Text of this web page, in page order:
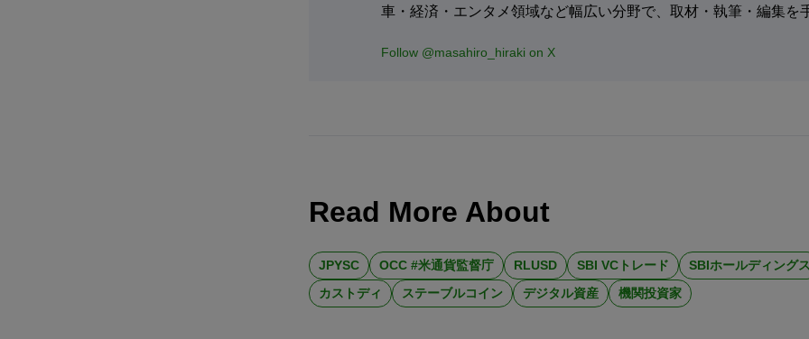
車・経済・エンタメ領域など幅広い分野で、取材・執筆・編集を
Follow @masahiro_hiraki on X
Read More About
JPYSC OCC #米通貨監督庁 RLUSD SBI VCトレード
SBIホールディング
カストディ
ステーブルコイン デジタル資産 機関投資家